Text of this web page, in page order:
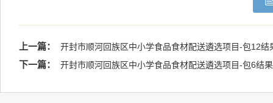
上一篇： 开封市顺河回族区中小学食品食材配送遴选项目-包12结
下一篇： 开封市顺河回族区中小学食品食材配送遴选项目-包6结